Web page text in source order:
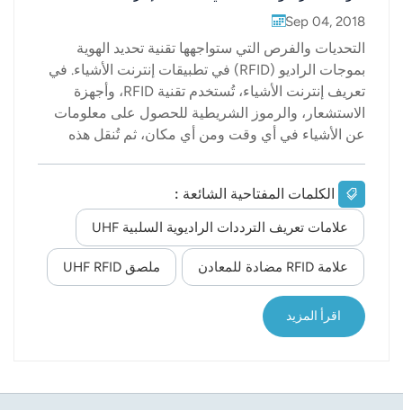
Polski
แบบไทย
Indonesia
norsk
magyar
Sep 04, 2018
التحديات والفرص التي ستواجهها تقنية تحديد الهوية
بموجات الراديو (RFID) في تطبيقات إنترنت الأشياء. في
تعريف إنترنت الأشياء، تُستخدم تقنية RFID، وأجهزة
الاستشعار، والرموز الشريطية للحصول على معلومات
عن الأشياء في أي وقت ومن أي مكان، ثم تُنقل هذه
السحابية للتحليل والمعالجة، ومن ثم يتم تطبيق التحكم
والإدارة على مختلف الأجهزة الذكية. وقد أصبح التحكم
والإدارة أساسًا هامًا للعديد من التطبيقات الذكية في
السنوات الأخيرة. على سبيل المثال، في تطبيق إنترنت
الأشياء المنزلي، يمكن تحديد الثلاجة المعطلة من خلال
جهاز الاستشعار، وإرسال رسالة العطل إلى خادم الخدمة
عن بُعد، مما يسمح لفنيي الصيانة بالتوجه إلى المنزل
لإصلاح الثلاجة. في طبقة استشعار إنترنت الأشياء، تُعد
الكلمات المفتاحية الشائعة :
علامات تعريف الترددات الراديوية السلبية UHF
علامة RFID مضادة للمعادن ملصق UHF RFID
اقرأ المزيد